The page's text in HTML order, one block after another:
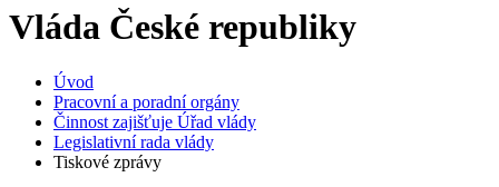
Vláda České republiky
Úvod
Pracovní a poradní orgány
Činnost zajišťuje Úřad vlády
Legislativní rada vlády
Tiskové zprávy